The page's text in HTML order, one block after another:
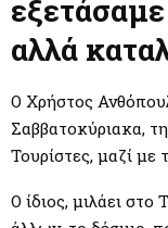
E
N
αλλά
Ο Χρήστος
Σαββατοκύριακα,
Τουρίστες, μαζί
Ο ίδιος, μιλάει